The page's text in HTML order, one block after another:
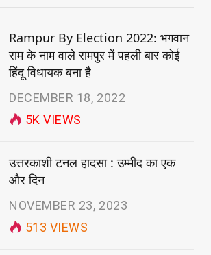
Rampur By Election 2022: भगवान
राम के नाम वाले रामपुर में पहली बार कोई
हिंदू विधायक बना है
DECEMBER 18, 2022
5KVIEWS
उत्तरकाशी टनल हादसा : उम्मीद का एक
और दिन
NOVEMBER 23, 2023
513 VIEWS